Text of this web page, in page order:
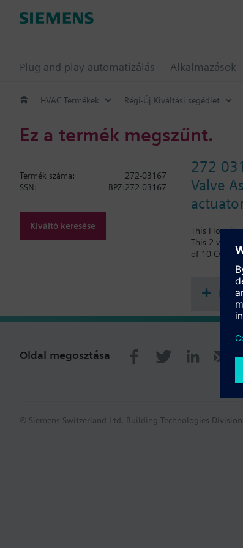
Plug and play automatizálás Alkalmazások
HVAC Termékek Régi-Új Kiváltási segédlet
Ez a termék megszűnt.
272-
Valve
This Flowrite
This 2-way,
of 10 Cv and
Termék száma:
272-03167
SSN:
BPZ:272-03167
Kiváltó keresése
Oldal megosztása
© Siemens Switzerland Ltd. Building Technologies